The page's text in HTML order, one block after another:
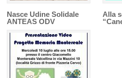
Nasce Udine Solidale
ANTEAS ODV
Alla